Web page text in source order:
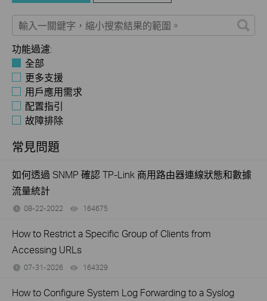
功能過濾:
全部
更多支援
用戶應用需求
配置指引
故障排除
常見問題
如何透過 SNMP 確認 TP-Link 商用路由器連線狀態和數據
流量統計
08-22-2022 164675
How to Restrict a Specific Group of Clients from
Accessing URLs
07-31-2026 164329
How to Configure System Log Forwarding to a Syslog